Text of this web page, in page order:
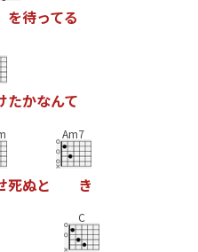
を待ってる
たかなんて
死ぬと
Am7
き
C